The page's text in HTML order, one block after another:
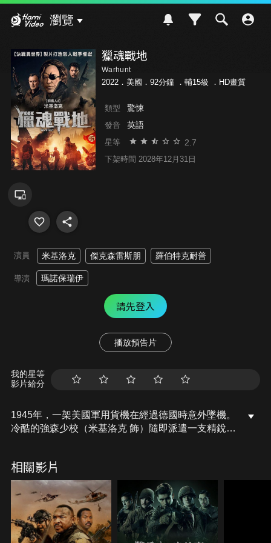
瀏覽
獵魂戰地
Warhunt
2022．美國．92分鐘 ． 輔15級 ．HD畫質
類型 驚悚
發音 英語
星等 2.7
下架時間 2028年12月31日
演員 米基洛克 傑克森雷斯朋 羅伯特克耐普
導演 瑪諾保瑞伊
請先登入
播放預告片
我的星等
影片給分
1945年，一架美國軍用貨機在經過德國時意外墜機。
冷酷的強森少校（米基洛克 飾）隨即派遣一支精銳小
朋 飾）的率領下，士兵們冒險進入飛機墜毀的森林，
卻發現樹上掛滿了德軍屍體，這群美國大兵即將了解
到自己將面對超乎想像的超自然力量……。
相關影片